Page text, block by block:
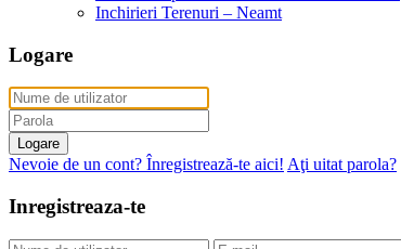
Inchirieri Terenuri – Neamt
Logare
Logare
Nevoie de un cont? Înregistrează-te aici! Aţi uitat parola?
Inregistreaza-te